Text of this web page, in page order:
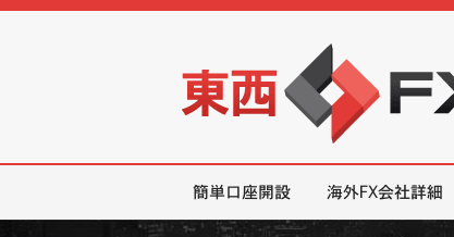
簡単口座開設 海外FX会社詳細